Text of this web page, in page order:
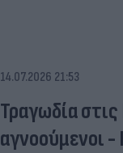
14.07.2026 21:53
Τραγωδία
αγνοούμενοι